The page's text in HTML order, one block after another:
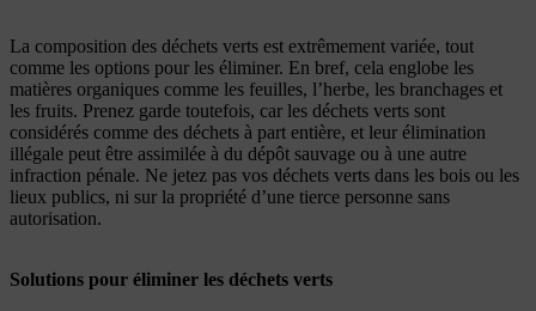
La composition des déchets verts est extrêmement variée, tout
comme les options pour les éliminer. En bref, cela englobe les
matières organiques comme les feuilles, l’herbe, les branchages et
les fruits. Prenez garde toutefois, car les déchets verts sont
considérés comme des déchets à part entière, et leur élimination
illégale peut être assimilée à du dépôt sauvage ou à une autre
infraction pénale. Ne jetez pas vos déchets verts dans les bois ou les
lieux publics, ni sur la propriété d’une tierce personne sans
autorisation.
Solutions pour éliminer les déchets verts